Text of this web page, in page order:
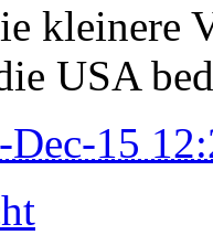
kleinere
USA
Dec-15